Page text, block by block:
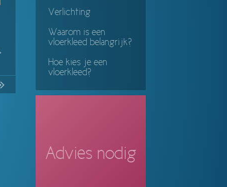
Verlichting
Waarom is een
vloerkleed belangrijk?
Hoe kies je een
vloerkleed?
Advies nodig